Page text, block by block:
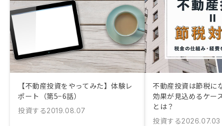
【不動産投資をやってみた】体験レ
ポート（第5−6話）
投資する2019.08.07
不動産投資は節税に
効果が見込めるケー
とは？
投資する2026.07.03